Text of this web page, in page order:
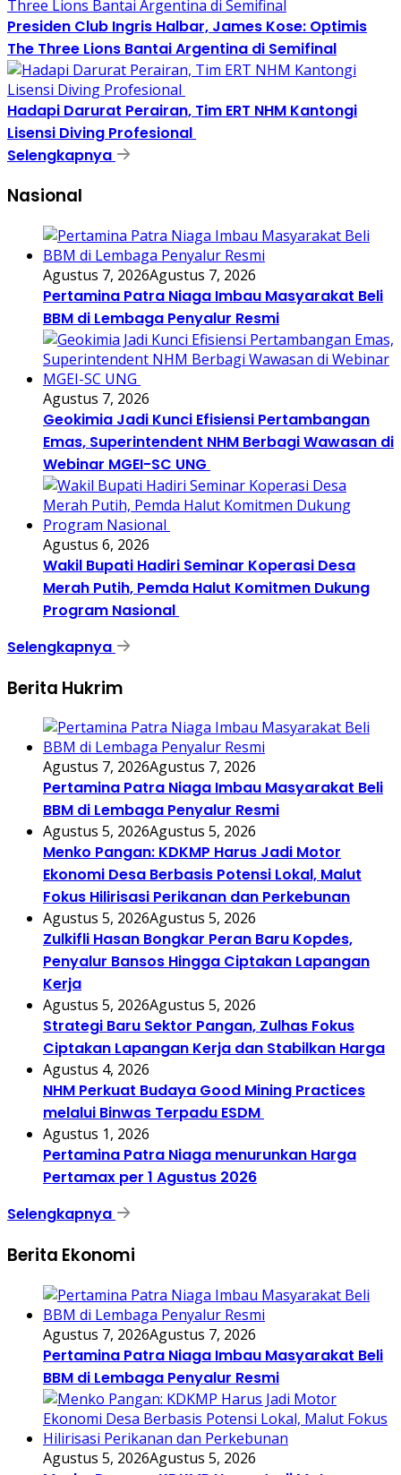
Presiden Club Ingris Halbar, James Kose: Optimis
The Three Lions Bantai Argentina di Semifinal
Hadapi Darurat Perairan, Tim ERT NHM Kantongi
Lisensi Diving Profesional
Selengkapnya
Nasional
Agustus 7, 2026Agustus 7, 2026
Pertamina Patra Niaga Imbau Masyarakat Beli
BBM di Lembaga Penyalur Resmi
Agustus 7, 2026
Geokimia Jadi Kunci Efisiensi Pertambangan
Emas, Superintendent NHM Berbagi Wawasan di
Webinar MGEI-SC UNG
Agustus 6, 2026
Wakil Bupati Hadiri Seminar Koperasi Desa
Merah Putih, Pemda Halut Komitmen Dukung
Program Nasional
Selengkapnya
Berita Hukrim
Agustus 7, 2026Agustus 7, 2026
Pertamina Patra Niaga Imbau Masyarakat Beli
BBM di Lembaga Penyalur Resmi
Agustus 5, 2026Agustus 5, 2026
Menko Pangan: KDKMP Harus Jadi Motor
Ekonomi Desa Berbasis Potensi Lokal, Malut
Fokus Hilirisasi Perikanan dan Perkebunan
Agustus 5, 2026Agustus 5, 2026
Zulkifli Hasan Bongkar Peran Baru Kopdes,
Penyalur Bansos Hingga Ciptakan Lapangan
Kerja
Agustus 5, 2026Agustus 5, 2026
Strategi Baru Sektor Pangan, Zulhas Fokus
Ciptakan Lapangan Kerja dan Stabilkan Harga
Agustus 4, 2026
NHM Perkuat Budaya Good Mining Practices
melalui Binwas Terpadu ESDM
Agustus 1, 2026
Pertamina Patra Niaga menurunkan Harga
Pertamax per 1 Agustus 2026
Selengkapnya
Berita Ekonomi
Agustus 7, 2026Agustus 7, 2026
Pertamina Patra Niaga Imbau Masyarakat Beli
BBM di Lembaga Penyalur Resmi
Agustus 5, 2026Agustus 5, 2026